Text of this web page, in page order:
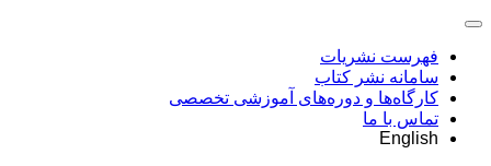
فهرست نشریات
سامانه نشر کتاب
کارگاه‌ها و دوره‌های آموزشی تخصصی
تماس با ما
English